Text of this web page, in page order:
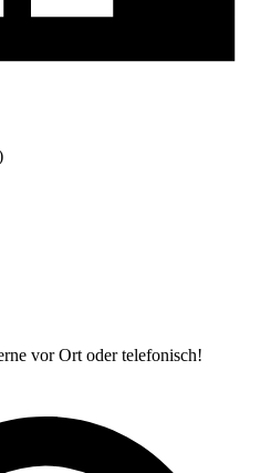
vor Ort oder telefonisch!